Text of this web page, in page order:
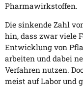
Pharmawirkstoffen.
Die sinkende Zahl
hin, dass zwar viele
Entwicklung von
arbeiten und dabei
Verfahren nutzen.
meist auf Labor und